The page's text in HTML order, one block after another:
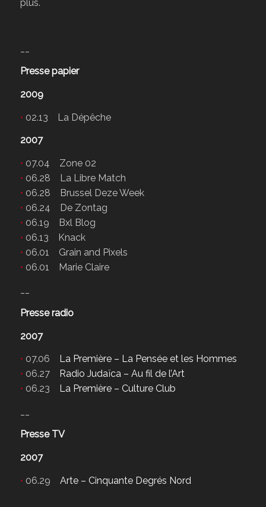
plus.
Presse papier
2009
• 02.13 La Dépêche
2007
• 07.04 Zone 02
• 06.28 La Libre Match
• 06.28 Brussel Deze Week
• 06.24 De Zontag
• 06.19 Bxl Blog
• 06.13 Knack
• 06.01 Grain and Pixels
• 06.01 Marie Claire
Presse radio
2007
• 07.06
La Première – La Pensée et les Hommes
• 06.27
Radio Judaïca – Au fil de l’Art
• 06.23 La Première – Culture Club
Presse TV
2007
• 06.29 Arte – Cinquante Degrés Nord